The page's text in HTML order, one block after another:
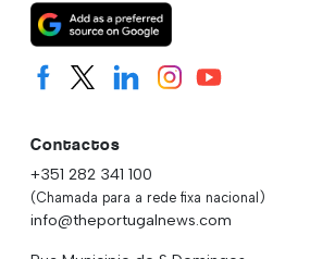
Contactos
+351 282 341 100
(Chamada para a rede fixa nacional)
info@theportugalnews.com